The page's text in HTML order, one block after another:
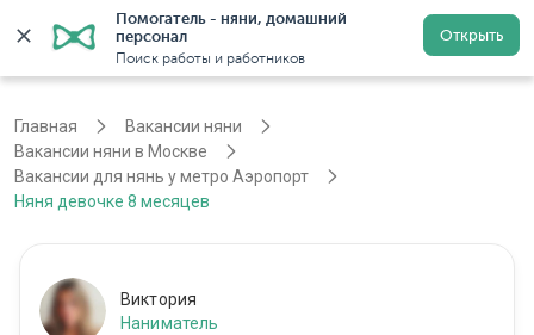
Помогатель - няни, домашний
персонал
Поиск работы и работников
Открыть
Регистрация
Главная
Вакансии няни
Вакансии няни в Москве
Вакансии для нянь у метро Аэропорт
Няня девочке 8 месяцев
Виктория
Наниматель